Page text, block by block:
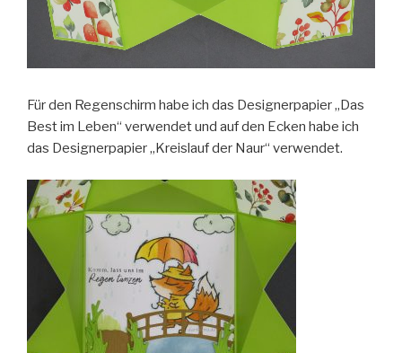
Für den Regenschirm habe ich das Designerpapier „Das
Best im Leben“ verwendet und auf den Ecken habe ich
das Designerpapier „Kreislauf der Naur“ verwendet.